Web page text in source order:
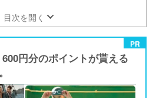
目次を開く
PR
円分のポイントが貰える